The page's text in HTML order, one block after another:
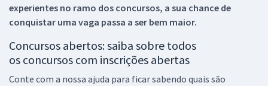
experientes no ramo dos concursos, a sua chance de
conquistar uma vaga passa a ser bem maior.
Concursos abertos: saiba sobre todos
os concursos com inscrições abertas
Conte com a nossa ajuda para ficar sabendo quais são